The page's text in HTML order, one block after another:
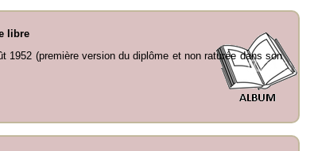
libre
1952 (première version du diplôme et non raturée dans son